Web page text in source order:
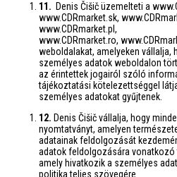
11. Denis Čišič üzemelteti a
www.CDRmarket.sk,
www.CDRmarket.pl,
www.CDRmarket.ro,
weboldalakat, amelyeken
személyes adatok weboldalon
az érintettek jogairól szóló
tájékoztatási kötelezettséggel
személyes adatokat gyűjtenek.
12. Denis Čišič vállalja, hogy
nyomtatványt, amelyen
adatainak feldolgozását
adatok feldolgozására
amely hivatkozik a személyes
politika teljes szövegére.